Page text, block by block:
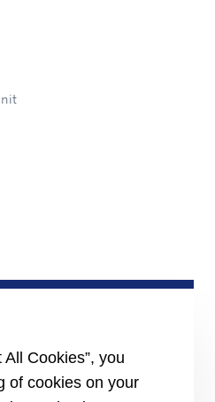
Office
Cookies”, you
of cookies on your